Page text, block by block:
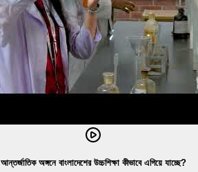
আন্তর্জাতিক অঙ্গনে বাংলাদেশের উচ্চশিক্ষা কীভাবে এগিয়ে যাচ্ছে?